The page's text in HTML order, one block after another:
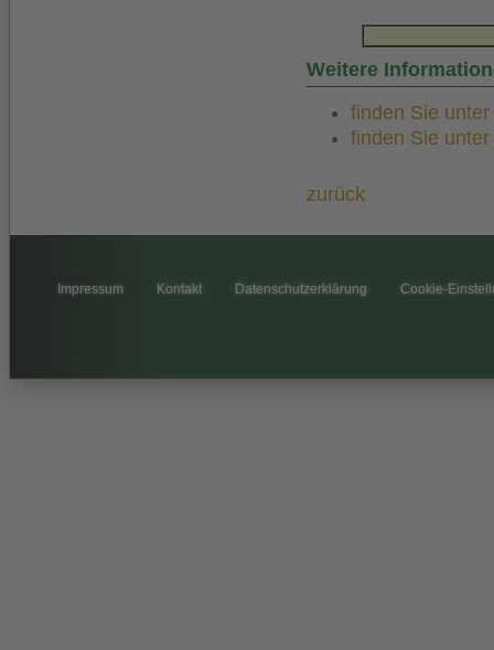
Weitere
finden Sie
finden Sie
zurück
Impressum Kontakt Datenschutzerklärung Cookie-